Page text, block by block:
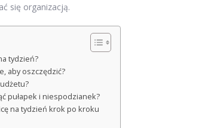
się organizacją.
tydzień?
aby oszczędzić?
pułapek i niespodzianek?
na tydzień krok po kroku